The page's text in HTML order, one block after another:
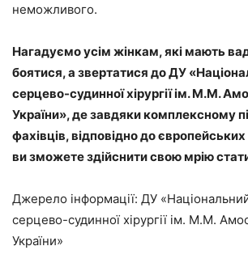
неможливого.
Нагадуємо усім жінкам, які мають
боятися, а звертатися доДУ
серцево-судинної хірургії ім. М.М.
України», де завдяки комплексному
фахівців, відповідно до
ви зможете здійснити свою мрію
Джерело інформації: ДУ
серцево-судинної хірургії ім. М.М.
України»